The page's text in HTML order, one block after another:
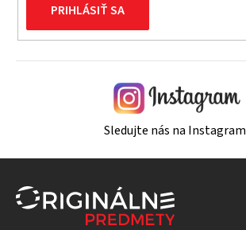
PRIHLÁSIŤ SA
Sledujte nás na